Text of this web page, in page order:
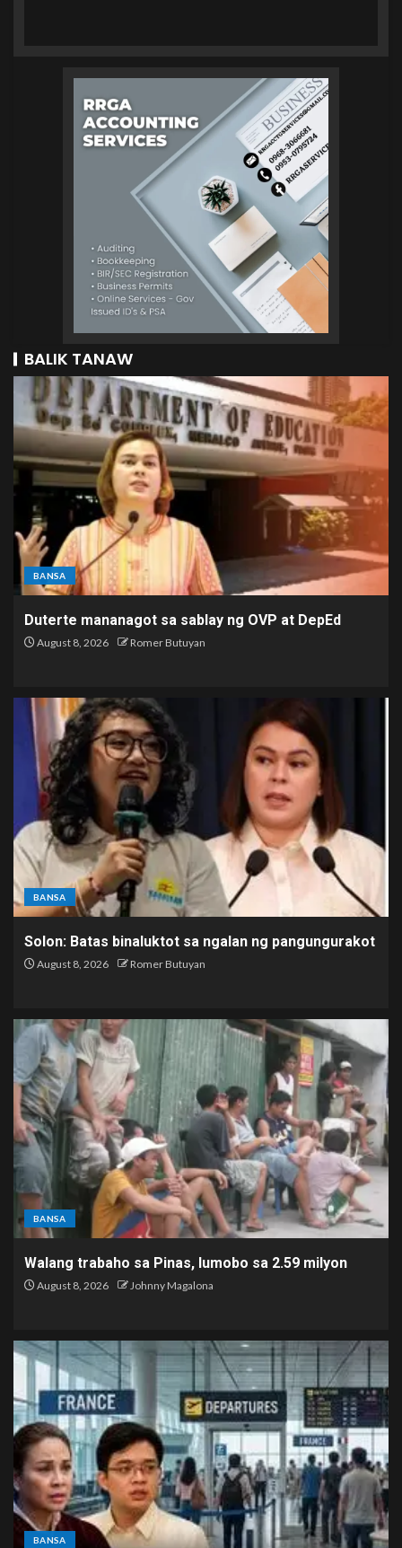
BALIK TANAW
BANSA
Duterte mananagot sa sablay ng OVP at DepEd
August 8, 2026 Romer Butuyan
BANSA
Solon: Batas binaluktot sa ngalan ng pangungurakot
August 8, 2026 Romer Butuyan
BANSA
Walang trabaho sa Pinas, lumobo sa 2.59 milyon
August 8, 2026 Johnny Magalona
BANSA